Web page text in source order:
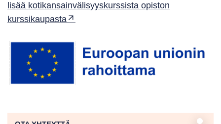
lisää kotikansainvälisyyskurssista opiston
kurssikaupasta